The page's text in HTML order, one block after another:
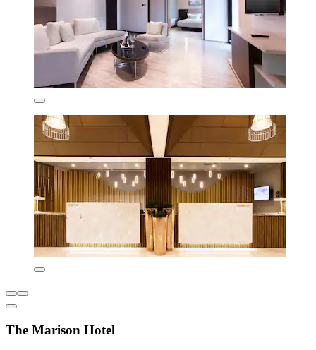
The Marison Hotel